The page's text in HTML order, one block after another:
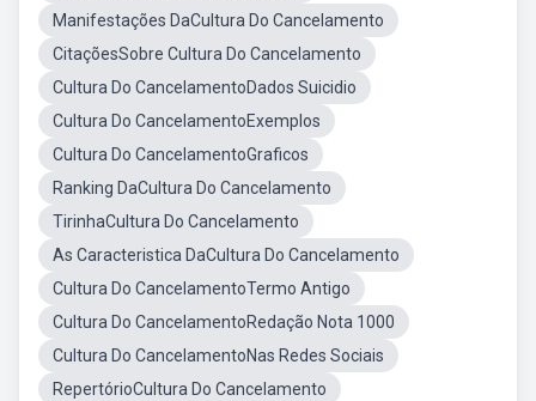
Manifestações DaCultura Do Cancelamento
CitaçõesSobre Cultura Do Cancelamento
Cultura Do CancelamentoDados Suicidio
Cultura Do CancelamentoExemplos
Cultura Do CancelamentoGraficos
Ranking DaCultura Do Cancelamento
TirinhaCultura Do Cancelamento
As Caracteristica DaCultura Do Cancelamento
Cultura Do CancelamentoTermo Antigo
Cultura Do CancelamentoRedação Nota 1000
Cultura Do CancelamentoNas Redes Sociais
RepertórioCultura Do Cancelamento